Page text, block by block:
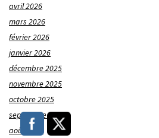
avril 2026
mars 2026
février 2026
janvier 2026
décembre 2025
novembre 2025
octobre 2025
septembre 2025
août 2025